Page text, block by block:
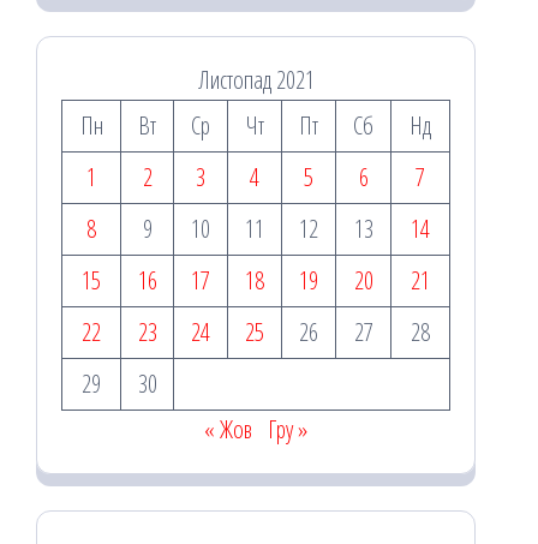
Листопад 2021
Пн
Вт Ср Чт Пт Сб
Нд
1
2 3 4 5 6
7
8
9 10 11 12 13
14
15
16 17 18 19 20
21
22
23 24 25 26 27
28
29
30
« Жов Гру »